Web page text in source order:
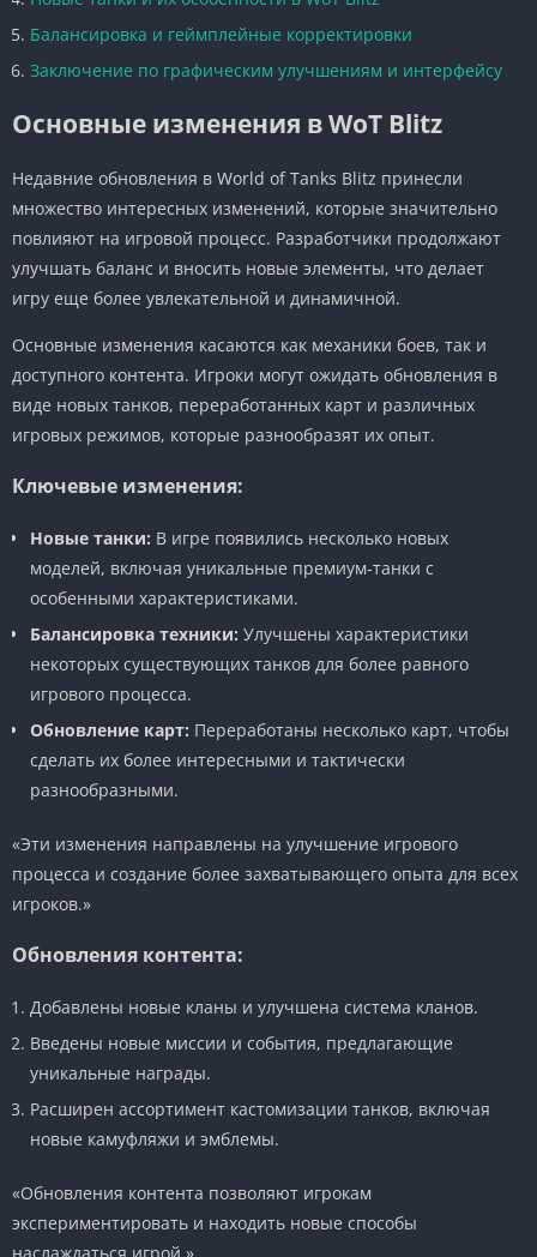
Балансировка и геймплейные корректировки
Заключение по графическим улучшениям и интерфейсу
Основные изменения в WoT Blitz
Недавние обновления в World of Tanks Blitz принесли
множество интересных изменений, которые значительно
повлияют на игровой процесс. Разработчики продолжают
улучшать баланс и вносить новые элементы, что делает
игру еще более увлекательной и динамичной.
Основные изменения касаются как механики боев, так и
доступного контента. Игроки могут ожидать обновления в
виде новых танков, переработанных карт и различных
игровых режимов, которые разнообразят их опыт.
Ключевые изменения:
Новые танки: В игре появились несколько новых
моделей, включая уникальные премиум-танки с
особенными характеристиками.
Балансировка техники: Улучшены характеристики
некоторых существующих танков для более равного
игрового процесса.
Обновление карт: Переработаны несколько карт, чтобы
сделать их более интересными и тактически
разнообразными.
«Эти изменения направлены на улучшение игрового
процесса и создание более захватывающего опыта для всех
игроков.»
Обновления контента:
Добавлены новые кланы и улучшена система кланов.
Введены новые миссии и события, предлагающие
уникальные награды.
Расширен ассортимент кастомизации танков, включая
новые камуфляжи и эмблемы.
«Обновления контента позволяют игрокам
экспериментировать и находить новые способы
наслаждаться игрой.»